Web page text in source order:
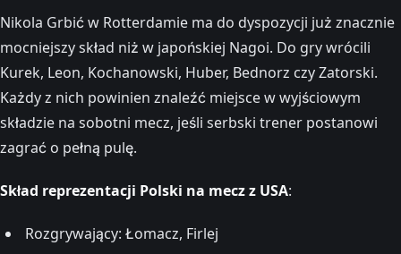
Nikola Grbić w Rotterdamie ma do dyspozycji już znacznie
mocniejszy skład niż w japońskiej Nagoi. Do gry wrócili
Kurek, Leon, Kochanowski, Huber, Bednorz czy Zatorski.
Każdy z nich powinien znaleźć miejsce w wyjściowym
składzie na sobotni mecz, jeśli serbski trener postanowi
zagrać o pełną pulę.
Skład reprezentacji Polski na mecz z USA:
Rozgrywający: Łomacz, Firlej